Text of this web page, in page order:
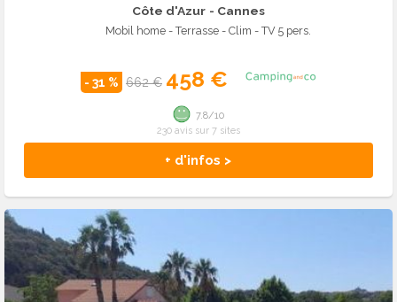
Côte d'Azur - Cannes
Mobil home - Terrasse - Clim - TV 5 pers.
- 31 % 662 € 458 €
+ d'infos >
7.8/10
230 avis sur 7 sites